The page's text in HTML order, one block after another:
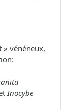
vénéneux,
Inocybe